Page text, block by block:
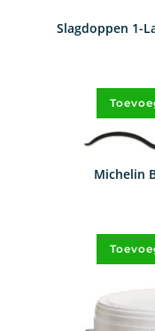
Slagdoppen 1-
Michelin